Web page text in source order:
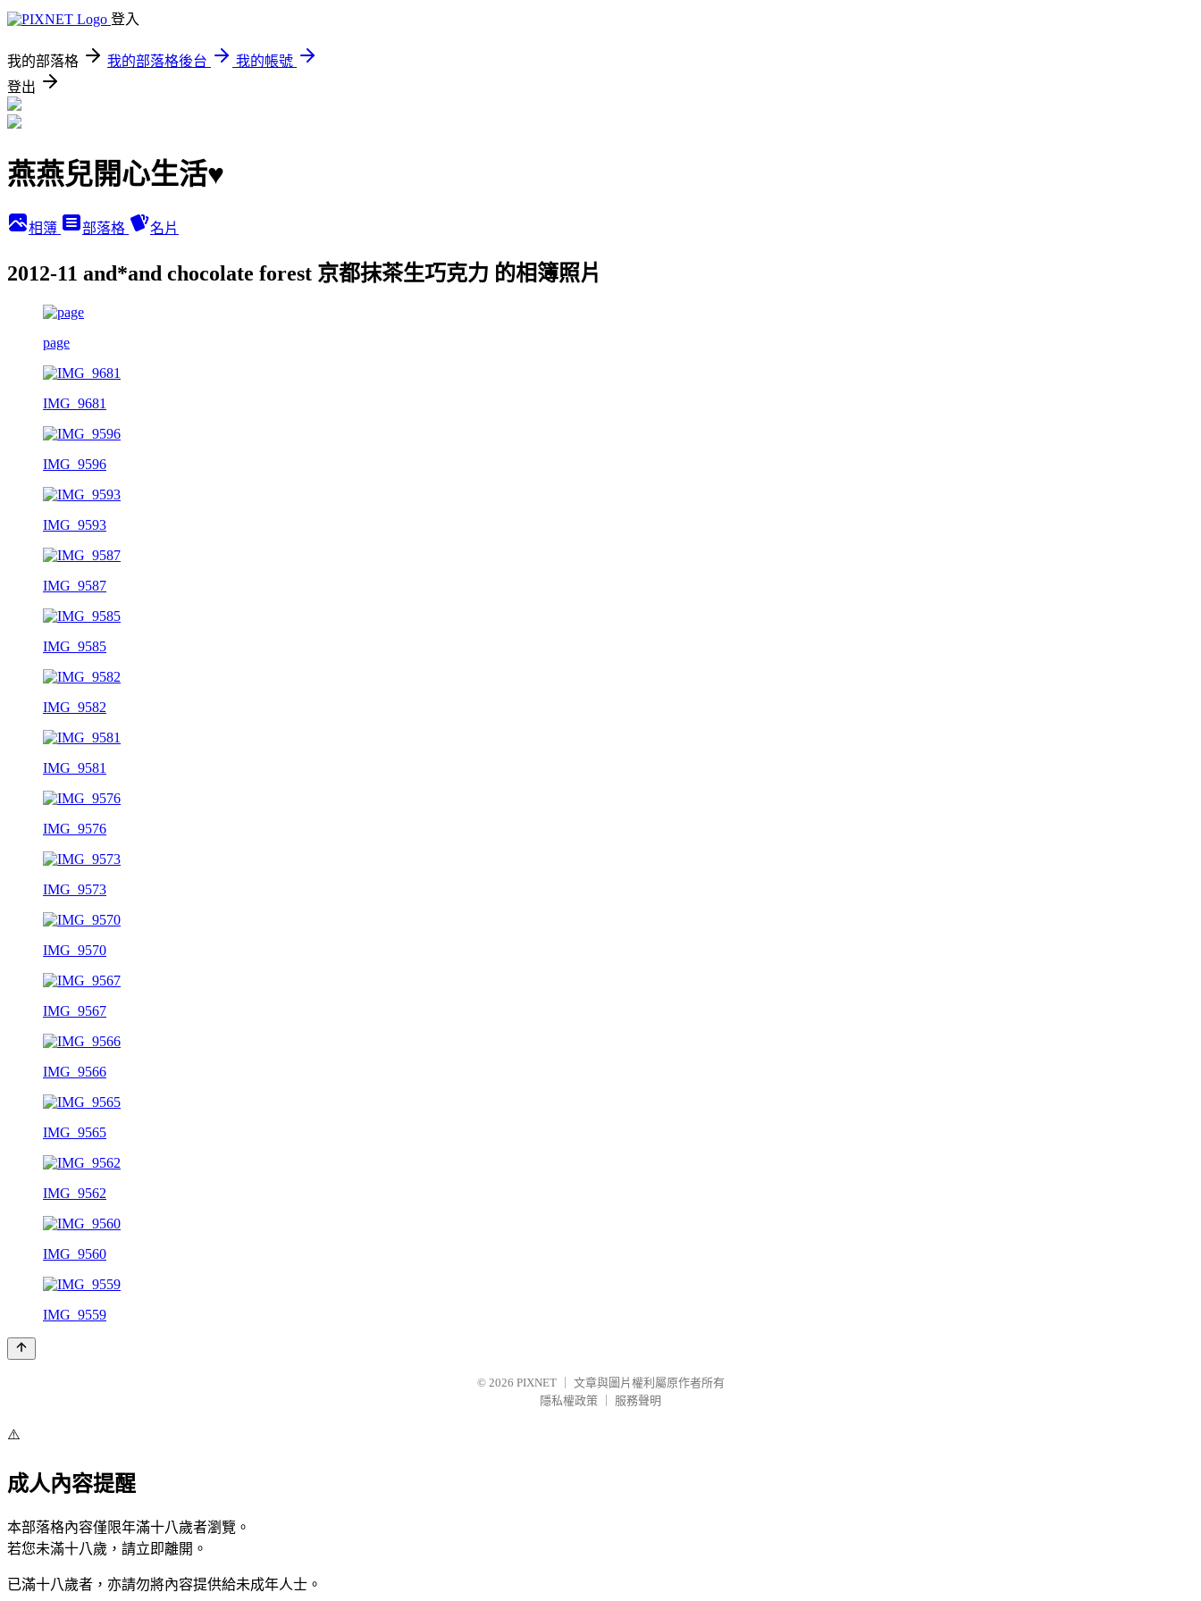
登入
我的部落格 我的部落格後台
我的帳號
登出
燕燕兒開心生活♥
相簿 部落格 名片
2012-11 and*and chocolate forest 京都抹茶生巧克力 的相簿照片
page
IMG_9681
IMG_9596
IMG_9593
IMG_9587
IMG_9585
IMG_9582
IMG_9581
IMG_9576
IMG_9573
IMG_9570
IMG_9567
IMG_9566
IMG_9565
IMG_9562
IMG_9560
IMG_9559
© 2026 PIXNET
文章與圖片權利屬原作者所有
隱私權政策
服務聲明
⚠️
成人內容提醒
本部落格內容僅限年滿十八歲者瀏覽。
若您未滿十八歲，請立即離開。
已滿十八歲者，亦請勿將內容提供給未成年人士。